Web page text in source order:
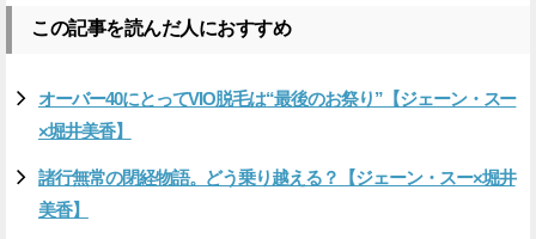
この記事を読んだ人におすすめ
オーバー40にとってVIO脱毛は“最後のお祭り”【ジェーン・スー
×堀井美香】
諸行無常の閉経物語。どう乗り越える？【ジェーン・スー×堀井
美香】